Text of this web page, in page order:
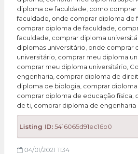
diploma de faculdade, como
faculdade, onde comprar diploma de
comprar diploma de faculdade,
faculdade, comprar diploma
diplomas universitário, onde comprar
universitário, comprar meu diploma
comprar meu diploma universitário,
engenharia, comprar diploma de
diploma de biologia, comprar
comprar diploma de educação física,
de ti, comprar diploma de engenharia
Listing ID:5416065d91ec16b0
04/01/2021 11:34